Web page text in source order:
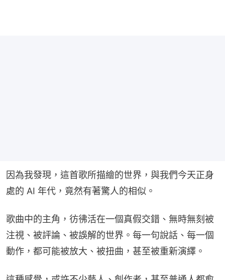
因為我發現，這首歌所描繪的世界，與我們今天正身
處的 AI 年代，竟然有著驚人的相似。
歌曲中的主角，彷彿活在一個真假交錯、無時無刻被
注視、被評論、被誤解的世界。每一句說話、每一個
動作，都可能被放大、被扭曲，甚至被重新演繹。